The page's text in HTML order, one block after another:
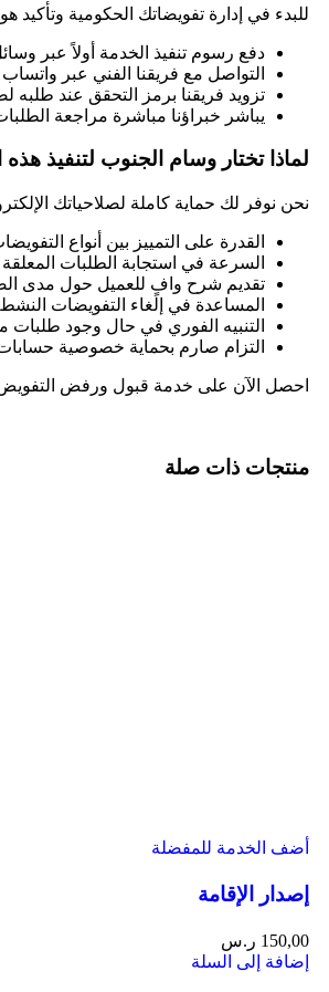
للبدء في إدارة تفويضاتك الحكومية وتأكيد
دفع رسوم تنفيذ الخدمة أولاً عبر
التواصل مع فريقنا الفني عبر واتساب
تزويد فريقنا برمز التحقق عند طلبه
يباشر خبراؤنا مباشرة مراجعة
لماذا تختار وسام الجنوب لتنفيذ هذه
نحن نوفر لك حماية كاملة لصلاحياتك
القدرة على التمييز بين أنواع
السرعة في استجابة الطلبات
تقديم شرح وافٍ للعميل حول مدى
المساعدة في إلغاء التفويضات
التنبيه الفوري في حال وجود طلبات
التزام صارم بحماية خصوصية حسابات
احصل الآن على خدمة قبول ورفض التفويض
منتجات ذات صلة
أضف الخدمة للمفضلة
إصدار الإقامة
150,00 ر.س
إضافة إلى السلة